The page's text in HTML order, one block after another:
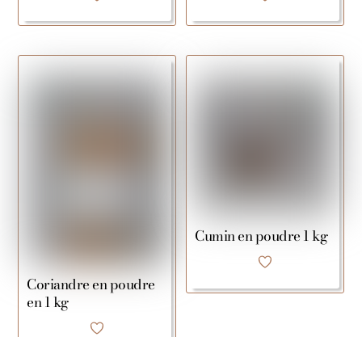
Coriandre en poudre
en 1 kg
Cumin en poudre 1 kg